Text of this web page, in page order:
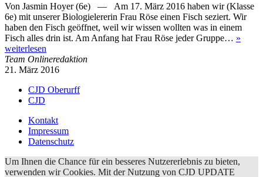
Von Jasmin Hoyer (6e) — Am 17. März 2016 haben wir (Klasse
6e) mit unserer Biologielererin Frau Röse einen Fisch seziert. Wir
haben den Fisch geöffnet, weil wir wissen wollten was in einem
Fisch alles drin ist. Am Anfang hat Frau Röse jeder Gruppe… »
weiterlesen
Team Onlineredaktion
21. März 2016
CJD Oberurff
CJD
Kontakt
Impressum
Datenschutz
Um Ihnen die Chance für ein besseres Nutzererlebnis zu bieten,
verwenden wir Cookies. Mit der Nutzung von CJD UPDATE